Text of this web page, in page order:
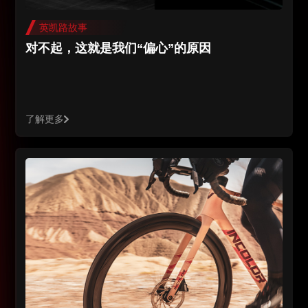
英凯路故事
对不起，这就是我们“偏心”的原因
了解更多